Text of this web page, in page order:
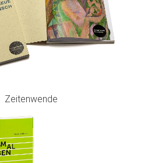
Zeitenwende